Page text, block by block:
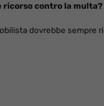
contro la multa?
dovrebbe sempre